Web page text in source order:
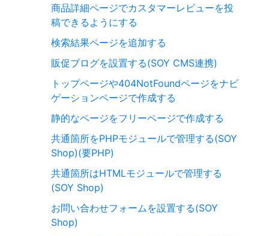
商品詳細ページでカスタマーレビューを投
稿できるようにする
検索結果ページを追加する
販促ブログを設置する(SOY CMS連携)
トップページや404NotFoundページをナビ
ゲーションページで作成する
静的なページをフリーページで作成する
共通箇所をPHPモジュールで管理する(SOY
Shop)(要PHP)
共通箇所はHTMLモジュールで管理する
(SOY Shop)
お問い合わせフォームを設置する(SOY
Shop)